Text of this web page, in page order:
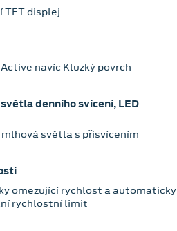
TFT displej
navíc Kluzký povrch
denního svícení, LED
světla s přisvícením
omezující rychlost a automaticky
rychlostní limit